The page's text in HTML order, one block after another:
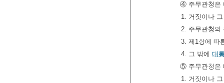
④ 주무관청은
1. 거짓이나
2. 주무관청의
3. 제1항에 따
4. 그 밖에 대
⑤ 주무관청은
1. 거짓이나